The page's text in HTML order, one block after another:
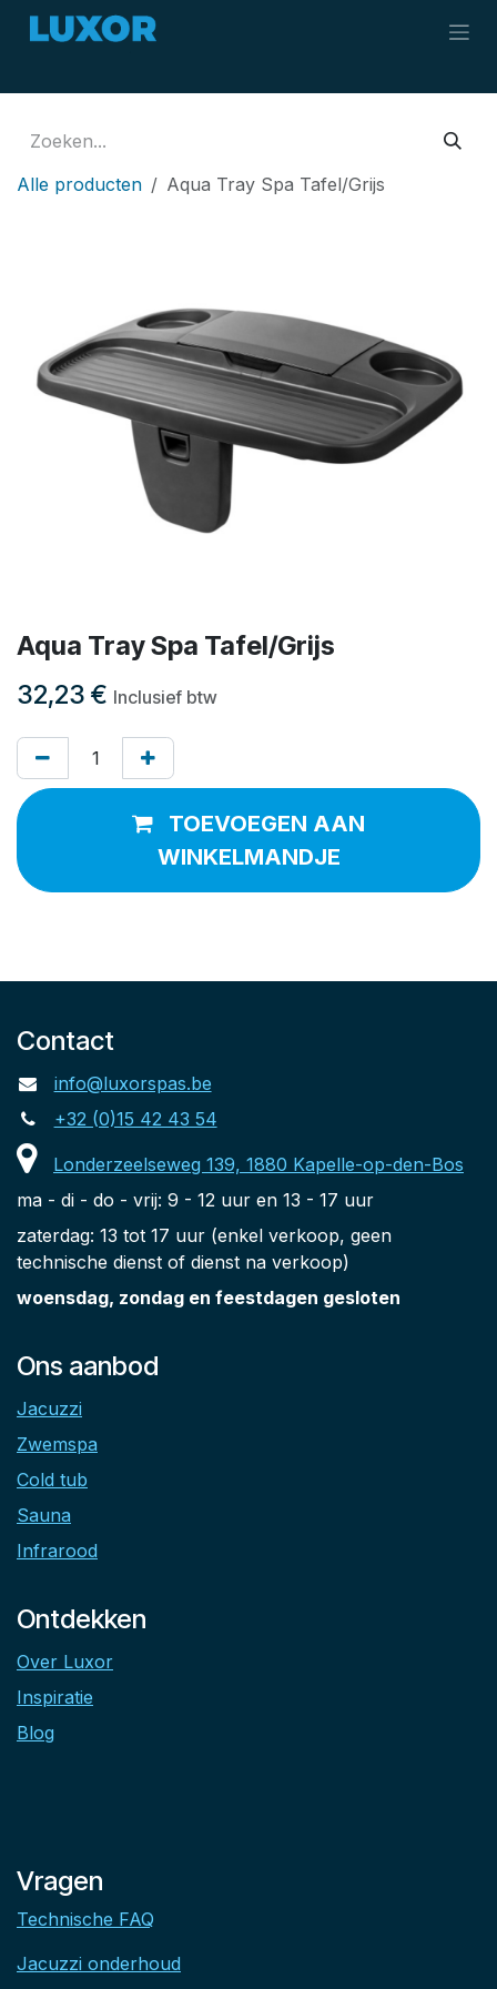
Overslaan naar inhoud
Alle producten Aqua Tray Spa Tafel/Grijs
Aqua Tray Spa Tafel/Grijs
32,23 € Inclusief btw
TOEVOEGEN AAN
WINKELMANDJE
Contact
info@luxorspas.be
+32 (0)15 42 43 54
Londerzeelseweg 139, 1880 Kapelle-op-den-Bos
ma - di - do - vrij: 9 - 12 uur en 13 - 17 uur
zaterdag: 13 tot 17 uur (enkel verkoop, geen
technische dienst of dienst na verkoop)
woensdag, zondag en feestdagen gesloten
Ons aanbod
Jacuzzi
Zwemspa
Cold tub
Sauna
Infrarood
Ontdekken
Over Luxor
Inspiratie
Blog
Vragen
Technische FAQ
Jacuzzi onderhoud